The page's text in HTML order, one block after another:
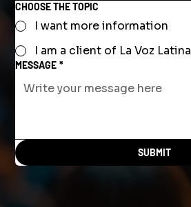
CHOOSE THE TOPIC
I want more information
I am a client of La Voz Latina
MESSAGE *
SUBMIT